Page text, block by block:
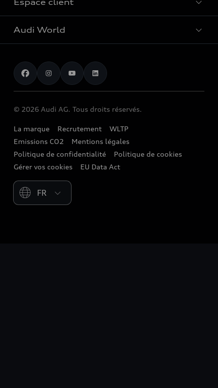
Hybrides plug-in
Véhicules neufs disponibles
Clients professionnels
Accessoires d'origine Audi
Audi Services
Services numériques Audi
myAudi
Garantie & assistance
Espace client
Contact
Demande d'essai
Audi World
Stories of Progress
Audi quattro Cup
© 2026 Audi AG. Tous droits réservés.
La marque Recrutement
WLTP
Emissions CO2
Mentions légales
Politique de confidentialité
Politique de cookies
Gérer vos cookies
EU Data Act
Please select country